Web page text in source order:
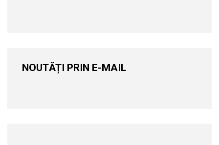
NOUTĂȚI PRIN E-MAIL